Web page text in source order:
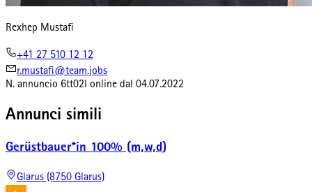
Rexhep Mustafi
+41 27 510 12 12
r.mustafi@team.jobs
N. annuncio 6tt02l online dal 04.07.2022
Annunci simili
Gerüstbauer*in 100% (m,w,d)
Glarus (8750 Glarus)